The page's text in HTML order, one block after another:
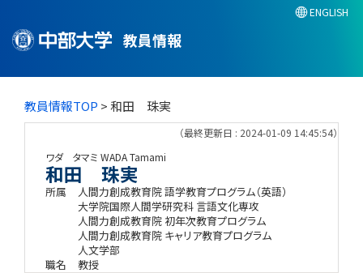
教員情報
ENGLISH
教員情報TOP > 和田 珠実
（最終更新日 : 2024-01-09 14:45:54）
ワダ タマミ WADA Tamami
和田 珠実
所属
人間力創成教育院 語学教育プログラム（英語）
大学院国際人間学研究科 言語文化専攻
人間力創成教育院 初年次教育プログラム
人間力創成教育院 キャリア教育プログラム
人文学部
職名
教授